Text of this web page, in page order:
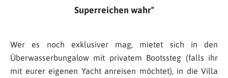
Superreichen wahr
Wer es noch exklusiver mag, mietet sich in den
Überwasserbungalow mit privatem Bootssteg (falls ihr
mit eurer eigenen Yacht anreisen möchtet), in die Villa